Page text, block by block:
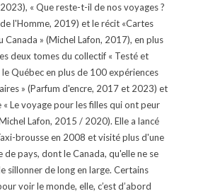
« Que reste-t-il de nos voyages ?
l'Homme, 2019) et le récit «Cartes
Canada » (Michel Lafon, 2017), en plus
deux tomes du collectif « Testé et
Québec en plus de 100 expériences
» (Parfum d'encre, 2017 et 2023) et
« Le voyage pour les filles qui ont peur
Lafon, 2015 / 2020). Elle a lancé
brousse en 2008 et visité plus d'une
de pays, dont le Canada, qu'elle ne se
sillonner de long en large. Certains
voir le monde, elle, c’est d’abord